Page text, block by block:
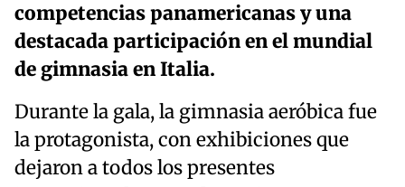
competencias panamericanas y una
destacada participación en el mundial
de gimnasia en Italia.
Durante la gala, la gimnasia aeróbica fue
la protagonista, con exhibiciones que
dejaron a todos los presentes